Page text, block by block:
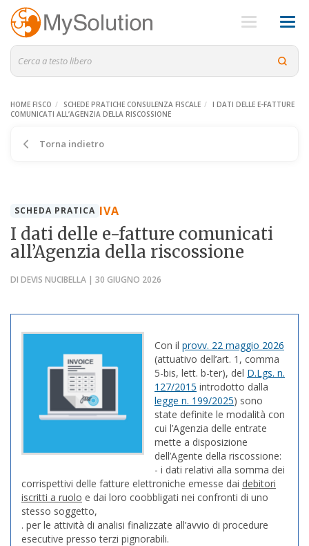
HOME FISCO SCHEDE PRATICHE CONSULENZA FISCALE
I DATI DELLE E-FATTURE
COMUNICATI ALL’AGENZIA DELLA RISCOSSIONE
Torna indietro
SCHEDA PRATICA IVA
I dati delle e-fatture comunicati
all’Agenzia della riscossione
DI DEVIS NUCIBELLA | 30 GIUGNO 2026
Con il provv. 22 maggio 2026
(attuativo dell’art. 1, comma
5-bis, lett. b-ter), del D.Lgs. n.
127/2015 introdotto dalla
legge n. 199/2025) sono
state definite le modalità con
cui l’Agenzia delle entrate
mette a disposizione
dell’Agente della riscossione:
- i dati relativi alla somma dei
corrispettivi delle fatture elettroniche emesse dai debitori
iscritti a ruolo e dai loro coobbligati nei confronti di uno
stesso soggetto,
. per le attività di analisi finalizzate all’avvio di procedure
esecutive presso terzi pignorabili.